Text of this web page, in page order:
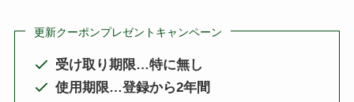
更新クーポンプレゼントキャンペーン
受け取り期限…特に無し
使用期限…登録から2年間